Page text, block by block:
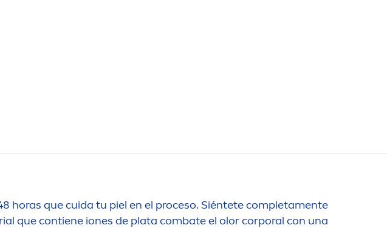
que cuida tu piel en el proceso. Siéntete completamente
que contiene iones de plata combate el olor corporal con una